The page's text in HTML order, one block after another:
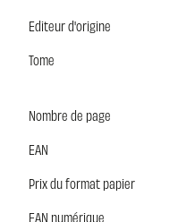
Editeur d'origine
Tome
Nombre de page
EAN
Prix du format papier
EAN numérique